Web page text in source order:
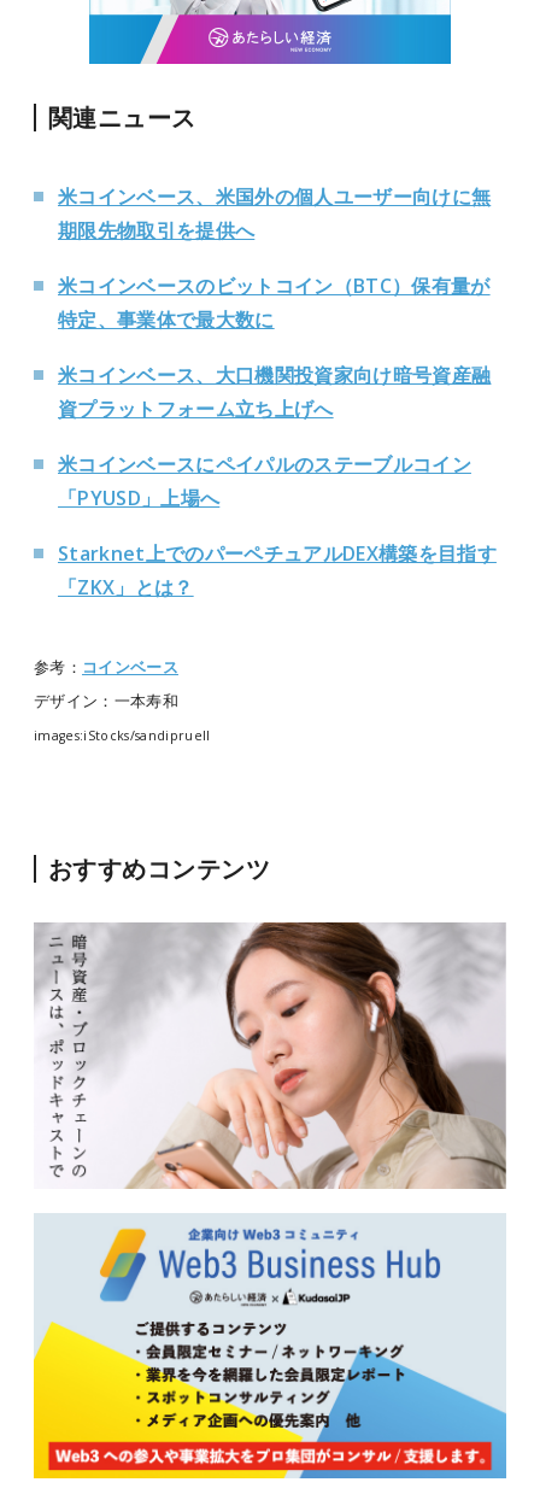
関連ニュース
米コインベース、米国外の個人ユーザー向けに無
期限先物取引を提供へ
米コインベースのビットコイン（BTC）保有量が
特定、事業体で最大数に
米コインベース、大口機関投資家向け暗号資産融
資プラットフォーム立ち上げへ
米コインベースにペイパルのステーブルコイン
「PYUSD」上場へ
Starknet上でのパーペチュアルDEX構築を目指す
「ZKX」とは？
参考： コインベース
デザイン：一本寿和
images:iStocks/sandipruell
おすすめコンテンツ